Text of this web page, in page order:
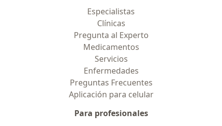
Especialistas
Clínicas
Pregunta al Experto
Medicamentos
Servicios
Enfermedades
Preguntas Frecuentes
Aplicación para celular
Para profesionales